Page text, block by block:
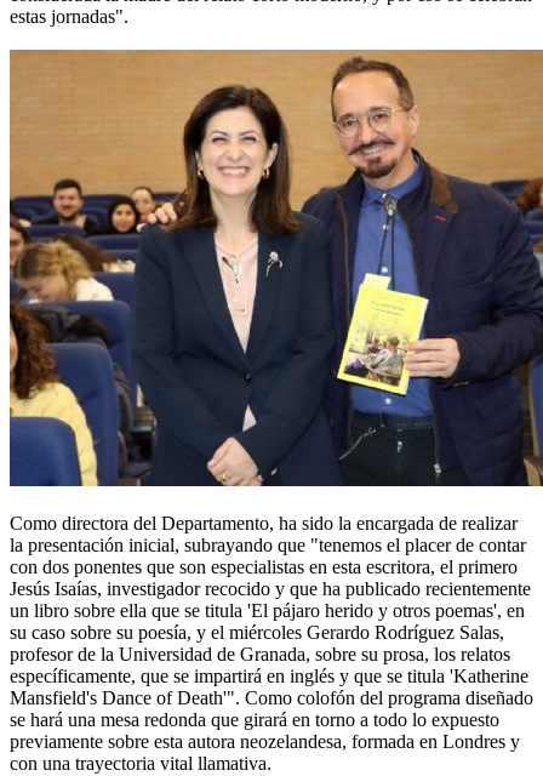
estas jornadas".
Como directora del Departamento, ha sido la encargada de realizar
la presentación inicial, subrayando que "tenemos el placer de contar
con dos ponentes que son especialistas en esta escritora, el primero
Jesús Isaías, investigador recocido y que ha publicado recientemente
un libro sobre ella que se titula 'El pájaro herido y otros poemas', en
su caso sobre su poesía, y el miércoles Gerardo Rodríguez Salas,
profesor de la Universidad de Granada, sobre su prosa, los relatos
específicamente, que se impartirá en inglés y que se titula 'Katherine
Mansfield's Dance of Death'". Como colofón del programa diseñado
se hará una mesa redonda que girará en torno a todo lo expuesto
previamente sobre esta autora neozelandesa, formada en Londres y
con una trayectoria vital llamativa.